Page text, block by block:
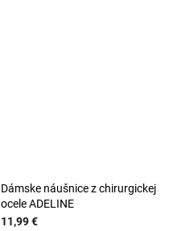
Dámske náušnice z chirurgickej
ocele ADELINE
11,99 €